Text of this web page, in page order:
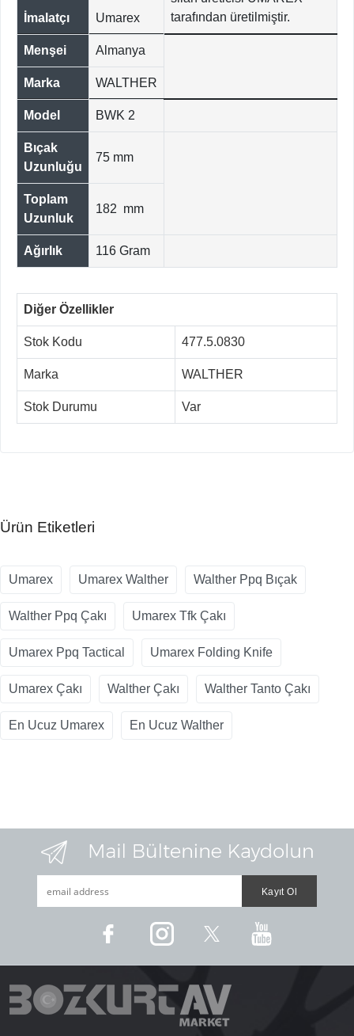
İmalatçı Umarex
tarafından üretilmiştir.
Menşei Almanya
Marka WALTHER
Model BWK 2
Bıçak
Uzunluğu
75 mm
Toplam
Uzunluk
182 mm
Ağırlık 116 Gram
Diğer Özellikler
Stok Kodu 477.5.0830
Marka WALTHER
Stok Durumu Var
Ürün Etiketleri
Umarex Umarex Walther Walther Ppq Bıçak
Walther Ppq Çakı Umarex Tfk Çakı
Umarex Ppq Tactical Umarex Folding Knife
Umarex Çakı Walther Çakı Walther Tanto Çakı
En Ucuz Umarex En Ucuz Walther